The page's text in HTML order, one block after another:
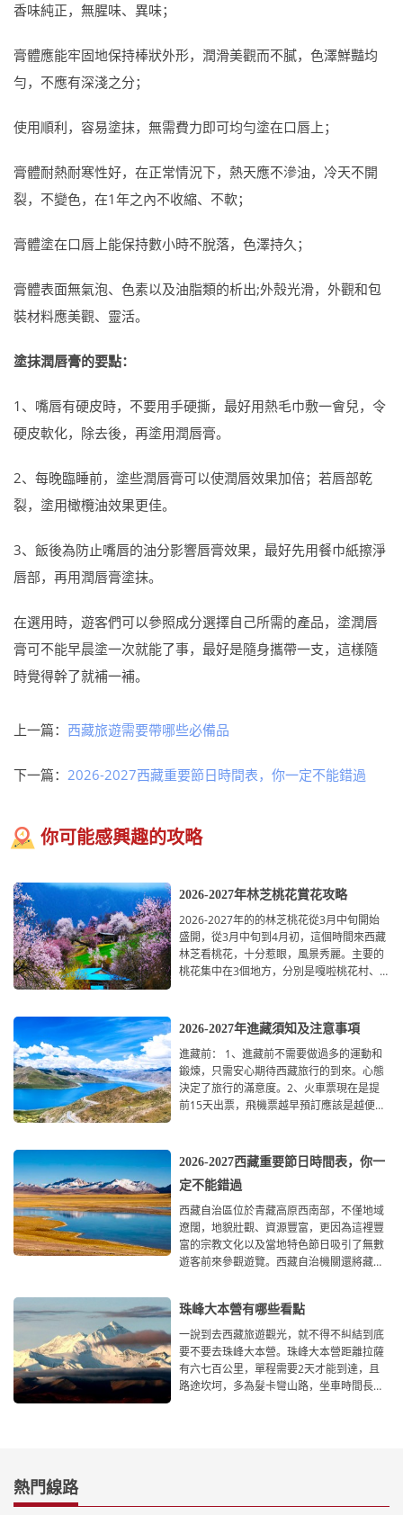
香味純正，無腥味、異味；
膏體應能牢固地保持棒狀外形，潤滑美觀而不膩，色澤鮮豔均
勻，不應有深淺之分；
使用順利，容易塗抹，無需費力即可均勻塗在口唇上；
膏體耐熱耐寒性好，在正常情況下，熱天應不滲油，冷天不開
裂，不變色，在1年之內不收縮、不軟；
膏體塗在口唇上能保持數小時不脫落，色澤持久；
膏體表面無氣泡、色素以及油脂類的析出;外殼光滑，外觀和包
裝材料應美觀、靈活。
塗抹潤唇膏的要點：
1、嘴唇有硬皮時，不要用手硬撕，最好用熱毛巾敷一會兒，令
硬皮軟化，除去後，再塗用潤唇膏。
2、每晚臨睡前，塗些潤唇膏可以使潤唇效果加倍；若唇部乾
裂，塗用橄欖油效果更佳。
3、飯後為防止嘴唇的油分影響唇膏效果，最好先用餐巾紙擦淨
唇部，再用潤唇膏塗抹。
在選用時，遊客們可以參照成分選擇自己所需的產品，塗潤唇
膏可不能早晨塗一次就能了事，最好是隨身攜帶一支，這樣隨
時覺得幹了就補一補。
上一篇： 西藏旅遊需要帶哪些必備品
下一篇： 2026-2027西藏重要節日時間表，你一定不能錯過
你可能感興趣的攻略
2026-2027年林芝桃花賞花攻略
2026-2027年的的林芝桃花從3月中旬開始
盛開，從3月中旬到4月初，這個時間來西藏
林芝看桃花，十分惹眼，風景秀麗。主要的
桃花集中在3個地方，分別是嘎啦桃花村、
2026-2027年進藏須知及注意事項
進藏前： 1、進藏前不需要做過多的運動和
鍛煉，只需安心期待西藏旅行的到來。心態
決定了旅行的滿意度。2、火車票現在是提
前15天出票，飛機票越早預訂應該是越便宜
2026-2027西藏重要節日時間表，你一
定不能錯過
西藏自治區位於青藏高原西南部，不僅地域
遼闊，地貌壯觀、資源豐富，更因為這裡豐
富的宗教文化以及當地特色節日吸引了無數
遊客前來參觀遊覽。西藏自治機關還將藏曆
珠峰大本營有哪些看點
一說到去西藏旅遊觀光，就不得不糾結到底
要不要去珠峰大本營。珠峰大本營距離拉薩
有六七百公里，單程需要2天才能到達，且
路途坎坷，多為髮卡彎山路，坐車時間長，
熱門線路